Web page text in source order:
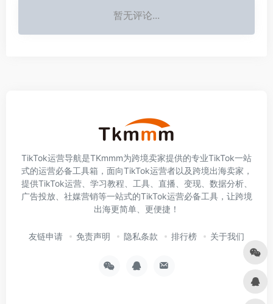
暂无评论...
TikTok运营导航是TKmmm为跨境卖家提供的专业TikTok一站
式的运营必备工具箱，面向TikTok运营者以及跨境出海卖家，
提供TikTok运营、学习教程、工具、直播、变现、数据分析、
广告投放、社媒营销等一站式的TikTok运营必备工具，让跨境
出海更简单、更便捷！
友链申请 免责声明 隐私条款 排行榜 关于我们